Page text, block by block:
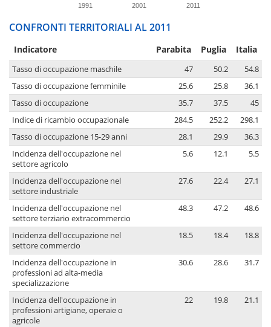
1991 2001 2011
CONFRONTI TERRITORIALI AL 2011
Indicatore Parabita Puglia Italia
Tasso di occupazione maschile 47 50.2
54.8
Tasso di occupazione femminile
25.6 25.8
36.1
Tasso di occupazione
35.7 37.5
45
Indice di ricambio occupazionale
284.5 252.2
298.1
Tasso di occupazione 15-29 anni
28.1 29.9
36.3
Incidenza dell'occupazione nel
settore agricolo
5.6 12.1 5.5
Incidenza dell'occupazione nel
settore industriale
27.6 22.4 27.1
Incidenza dell'occupazione nel
settore terziario extracommercio
48.3 47.2 48.6
Incidenza dell'occupazione nel
settore commercio
18.5 18.4 18.8
Incidenza dell'occupazione in
professioni ad alta-media
specializzazione
30.6 28.6 31.7
Incidenza dell'occupazione in
professioni artigiane, operaie o
agricole
22 19.8 21.1